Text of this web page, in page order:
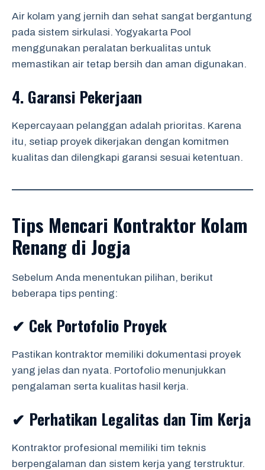
Air kolam yang jernih dan sehat sangat bergantung
pada sistem sirkulasi. Yogyakarta Pool
menggunakan peralatan berkualitas untuk
memastikan air tetap bersih dan aman digunakan.
4. Garansi Pekerjaan
Kepercayaan pelanggan adalah prioritas. Karena
itu, setiap proyek dikerjakan dengan komitmen
kualitas dan dilengkapi garansi sesuai ketentuan.
Tips Mencari Kontraktor Kolam
Renang di Jogja
Sebelum Anda menentukan pilihan, berikut
beberapa tips penting:
✔ Cek Portofolio Proyek
Pastikan kontraktor memiliki dokumentasi proyek
yang jelas dan nyata. Portofolio menunjukkan
pengalaman serta kualitas hasil kerja.
✔ Perhatikan Legalitas dan Tim Kerja
Kontraktor profesional memiliki tim teknis
berpengalaman dan sistem kerja yang terstruktur.